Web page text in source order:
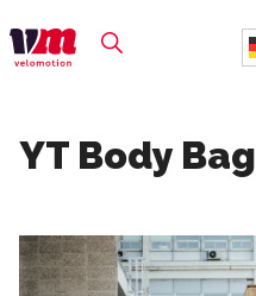
YT Body Bag